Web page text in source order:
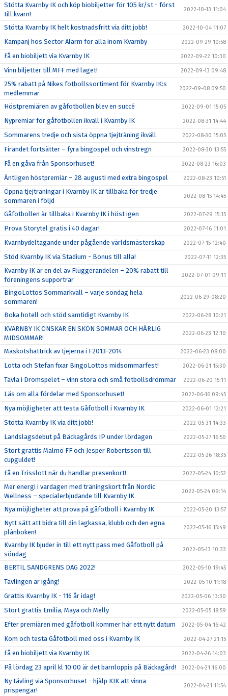
Stötta Kvarnby IK och köp biobiljetter för 105 kr/st - först
till kvarn!
2022-10-13 11:04
Stötta Kvarnby IK helt kostnadsfritt via ditt jobb! 2022-10-04 11:07
Kampanj hos Sector Alarm för alla inom Kvarnby 2022-09-29 10:58
Få en biobiljett via Kvarnby IK 2022-09-22 10:30
Vinn biljetter till MFF med laget! 2022-09-13 09:48
25% rabatt på Nikes fotbollssortiment för Kvarnby IK:s
medlemmar
2022-09-08 09:50
Höstpremiären av gåfotbollen blev en succé 2022-09-01 15:05
Nypremiär för gåfotbollen ikväll i Kvarnby IK 2022-08-31 14:44
Sommarens tredje och sista öppna tjejträning ikväll 2022-08-30 15:05
Firandet fortsätter – fyra bingospel och vinstregn 2022-08-30 13:55
Få en gåva från Sponsorhuset! 2022-08-23 16:03
Äntligen höstpremiär – 28 augusti med extra bingospel 2022-08-23 10:51
Öppna tjejträningar i Kvarnby IK är tillbaka för tredje
sommaren i följd
2022-08-15 14:45
Gåfotbollen är tillbaka i Kvarnby IK i höst igen 2022-07-29 15:15
Prova Storytel gratis i 40 dagar! 2022-07-16 11:01
Kvarnbydeltagande under pågående världsmästerskap 2022-07-15 12:40
Stöd Kvarnby IK via Stadium - Bonus till alla! 2022-07-11 12:35
Kvarnby IK är en del av Flüggerandelen – 20% rabatt till
föreningens supportrar
2022-07-01 09:11
BingoLottos Sommarkväll – varje söndag hela
sommaren!
2022-06-29 08:20
Boka hotell och stöd samtidigt Kvarnby IK 2022-06-28 10:21
KVARNBY IK ÖNSKAR EN SKÖN SOMMAR OCH HÄRLIG
MIDSOMMAR!
2022-06-23 12:10
Maskotshattrick av tjejerna i F2013-2014 2022-06-23 08:00
Lotta och Stefan fixar BingoLottos midsommarfest! 2022-06-21 15:30
Tävla i Drömspelet – vinn stora och små fotbollsdrömmar 2022-06-20 15:11
Läs om alla fördelar med Sponsorhuset! 2022-06-16 09:45
Nya möjligheter att testa Gåfotboll i Kvarnby IK 2022-06-01 12:21
Stötta Kvarnby IK via ditt jobb! 2022-05-31 14:33
Landslagsdebut på Bäckagårds IP under lördagen 2022-05-27 16:50
Stort grattis Malmö FF och Jesper Robertsson till
cupguldet!
2022-05-26 18:35
Få en Trisslott när du handlar presenkort! 2022-05-24 10:52
Mer energi i vardagen med träningskort från Nordic
Wellness – specialerbjudande till Kvarnby IK
2022-05-24 09:14
Nya möjligheter att prova på gåfotboll i Kvarnby IK 2022-05-20 13:57
Nytt sätt att bidra till din lagkassa, klubb och den egna
plånboken!
2022-05-16 15:49
Kvarnby IK bjuder in till ett nytt pass med Gåfotboll på
söndag
2022-05-13 10:33
BERTIL SANDGRENS DAG 2022! 2022-05-10 19:45
Tävlingen är igång! 2022-05-10 11:18
Grattis Kvarnby IK - 116 år idag! 2022-05-06 13:30
Stort grattis Emilia, Maya och Melly 2022-05-05 18:59
Efter premiären med gåfotboll kommer här ett nytt datum 2022-05-04 16:42
Kom och testa Gåfotboll med oss i Kvarnby IK 2022-04-27 21:15
Få en biobiljett via Kvarnby IK 2022-04-26 14:03
På lördag 23 april kl 10:00 är det barnloppis på Bäckagård! 2022-04-21 16:00
Ny tävling via Sponsorhuset - hjälp KIK att vinna
prispengar!
2022-04-21 11:54